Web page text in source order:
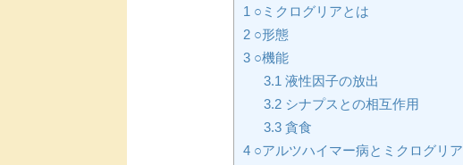
1 ○ミクログリアとは
2 ○形態
3 ○機能
3.1 液性因子の放出
3.2シナプスとの相互作用
3.3貪食
4 ○アルツハイマー病とミクログリア